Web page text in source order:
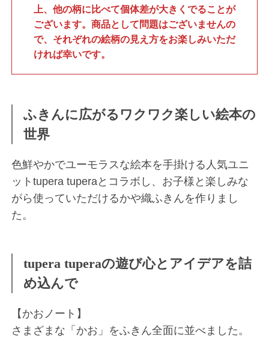
上、他の柄に比べて個体差が大きくでることが
ございます。商品として問題はございませんの
で、それぞれの絵柄の見え方をお楽しみいただ
ければ幸いです。
ふきんに広がるワクワク楽しい絵本の
世界
色鮮やかでユーモラスな絵本を手掛ける人気ユニ
ットtupera tuperaとコラボし、お子様と楽しみな
がら使っていただけるかや織ふきんを作りまし
た。
tupera tuperaの遊び心とアイデアを詰
め込んで
【かおノート】
さまざまな「かお」をふきん全面に並べました。